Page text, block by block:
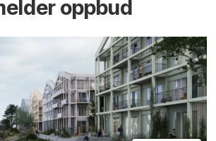
oppbud